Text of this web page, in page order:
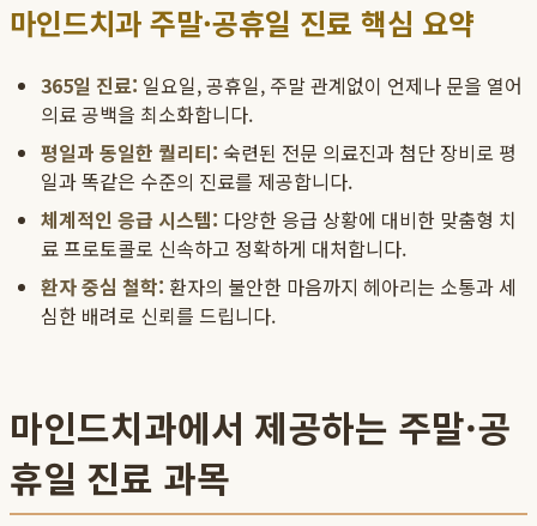
마인드치과 주말·공휴일 진료 핵심 요약
365일 진료: 일요일, 공휴일, 주말 관계없이 언제나 문을 열어
의료 공백을 최소화합니다.
평일과 동일한 퀄리티: 숙련된 전문 의료진과 첨단 장비로 평
일과 똑같은 수준의 진료를 제공합니다.
체계적인 응급 시스템: 다양한 응급 상황에 대비한 맞춤형 치
료 프로토콜로 신속하고 정확하게 대처합니다.
환자 중심 철학: 환자의 불안한 마음까지 헤아리는 소통과 세
심한 배려로 신뢰를 드립니다.
마인드치과에서 제공하는 주말·공
휴일 진료 과목